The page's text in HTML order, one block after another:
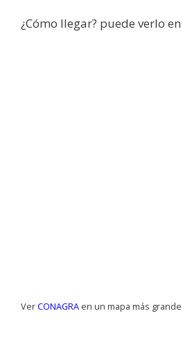
¿Cómo llegar? puede verlo
VerCONAGRA en un mapa más grande